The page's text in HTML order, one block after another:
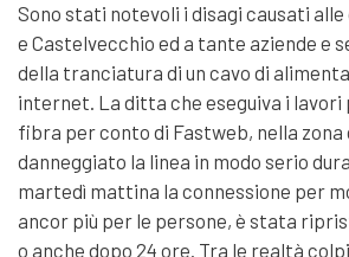
Sono stati notevoli i disagi causati
e Castelvecchio ed a tante aziende e
della tranciatura di un cavo di
internet. La ditta che eseguiva i lavori
fibra per conto di Fastweb, nella zona
danneggiato la linea in modo serio
martedì mattina la connessione per
ancor più per le persone, è stata
o anche dopo 24 ore. Tra le realtà